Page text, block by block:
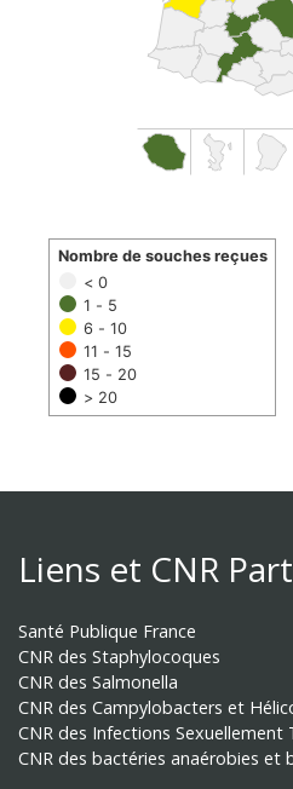
< 0
1 - 5
6 - 10
11 - 15
15 - 20
> 20
Nombre de souches reçues
Liens et CNR
Santé Publique France
CNR des Staphylocoques
CNR des Salmonella
CNR des Campylobacters et
CNR des Infections Sexuellement
CNR des bactéries anaérobies et